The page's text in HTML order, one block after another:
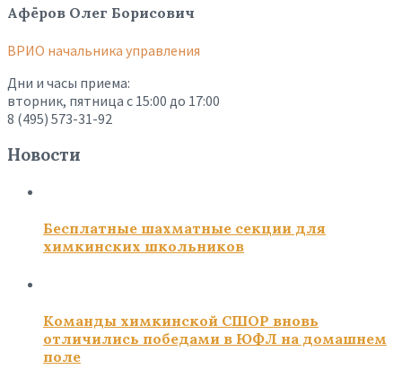
Афёров Олег Борисович
ВРИО начальника управления
Дни и часы приема:
вторник, пятница с 15:00 до 17:00
8 (495) 573-31-92
Новости
Бесплатные шахматные секции для
химкинских школьников
Команды химкинской СШОР вновь
отличились победами в ЮФЛ на домашнем
поле